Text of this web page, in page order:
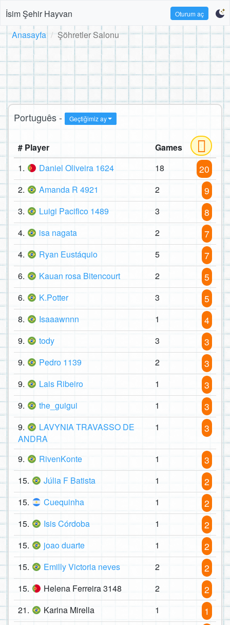
İsim Şehir Hayvan Oturum aç
Anasayfa Şöhretler Salonu
Português - Geçtiğimiz ay
# Player
Games
1.
Daniel Oliveira 1624 18 20
2. Amanda R 4921 2 9
3. Luigi Pacifico 1489 3 8
4. isa nagata 2 7
4. Ryan Eustáquio 5 7
6. Kauan rosa Bitencourt 2 5
6. K.Potter 3 5
8. Isaaawnnn 1 4
9. tody 3 3
9. Pedro 1139 2 3
9. Lais Ribeiro 1 3
9. the_guigui 1 3
9.
LAVYNIA TRAVASSO DE
ANDRA
1 3
9. RivenKonte 1 3
15. Júlia F Batista 1 2
15. Cuequinha 1 2
15. Isis Córdoba 1 2
15. joao duarte 1 2
15. Emilly Victoria neves 2 2
15. Helena Ferreira 3148 2 2
21. Karina Mirella 1 1